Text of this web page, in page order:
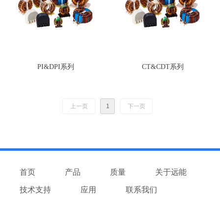
PI&DPI系列 CT&CDT系列
上一页 1 下一页
首页 产品 质量 关于远能
技术支持 应用 联系我们